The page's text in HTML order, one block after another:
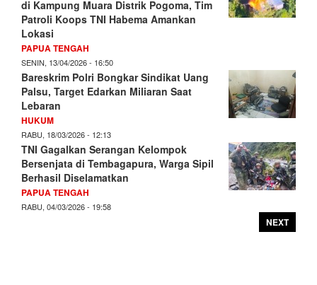
di Kampung Muara Distrik Pogoma, Tim
Patroli Koops TNI Habema Amankan
Lokasi
PAPUA TENGAH
SENIN, 13/04/2026 - 16:50
Bareskrim Polri Bongkar Sindikat Uang
Palsu, Target Edarkan Miliaran Saat
Lebaran
HUKUM
RABU, 18/03/2026 - 12:13
TNI Gagalkan Serangan Kelompok
Bersenjata di Tembagapura, Warga Sipil
Berhasil Diselamatkan
PAPUA TENGAH
RABU, 04/03/2026 - 19:58
NEXT